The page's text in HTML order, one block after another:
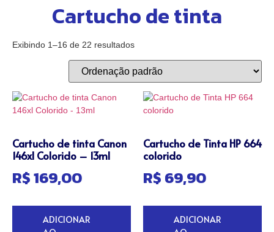
Cartucho de tinta
Exibindo 1–16 de 22 resultados
Cartucho de tinta Canon
146xl Colorido – 13ml
R$169,00
ADICIONAR
Cartucho de Tinta HP 664
colorido
R$69,90
ADICIONAR